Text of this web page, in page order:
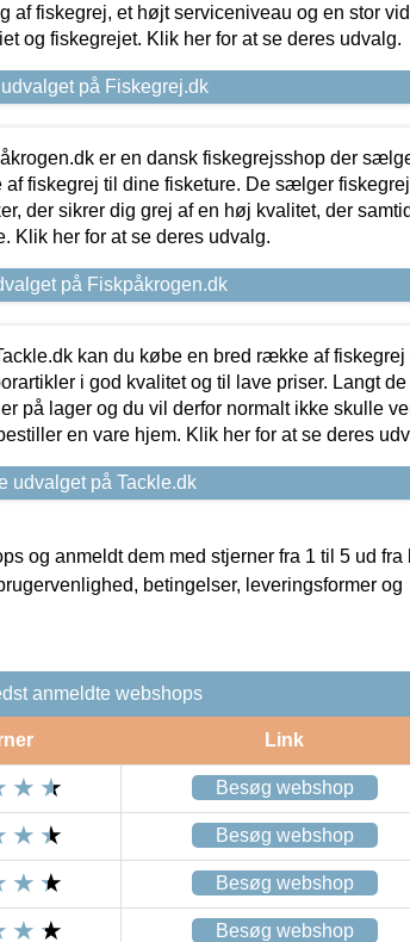
af fiskegrej, et højt serviceniveau og en stor
og fiskegrejet. Klik her for at se deres udvalg.
på Fiskegrej.dk
er en dansk fiskegrejsshop der
af fiskegrej til dine fisketure. De sælger
der sikrer dig grej af en høj kvalitet, der
Klik her for at se deres udvalg.
på Fiskpåkrogen.dk
kan du købe en bred række af fiskegrej
i god kvalitet og til lave priser. Langt
på lager og du vil derfor normalt ikke skulle
en vare hjem. Klik her for at se deres
udvalget på Tackle.dk
og anmeldt dem med stjerner fra 1 til 5 ud fra
betingelser, leveringsformer og
anmeldte webshops
Link
Besøg webshop
Besøg webshop
Besøg webshop
Besøg webshop